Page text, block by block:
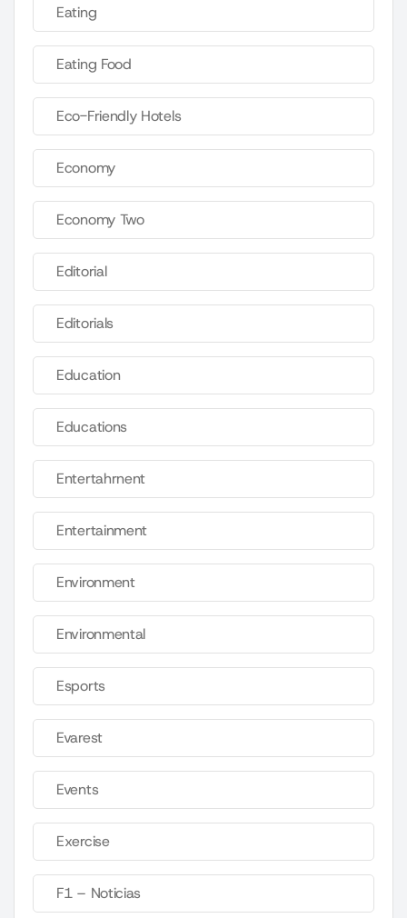
Eating
Eating Food
Eco-Friendly Hotels
Economy
Economy Two
Editorial
Editorials
Education
Educations
Entertahrnent
Entertainment
Environment
Environmental
Esports
Evarest
Events
Exercise
F1 – Noticias